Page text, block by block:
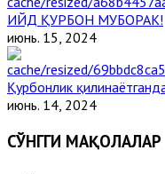
ИЙД ҚУРБОН МУБОРАК!
июнь. 15, 2024
Қурбонлик
июнь. 14, 2024
СЎНГГИ МАҚОЛАЛАР